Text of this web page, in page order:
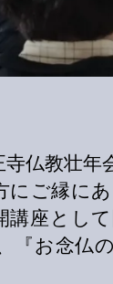
仏教壮年
にご縁に
講座とし
『お念仏